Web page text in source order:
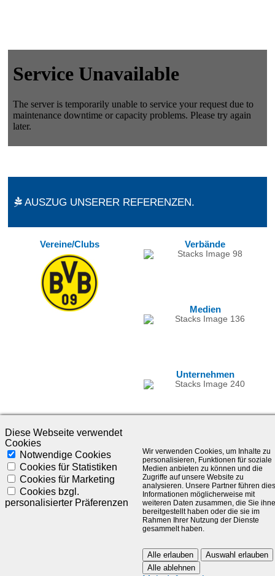
AUSZUG UNSERER REFERENZEN.
Vereine/Clubs Verbände
Medien
Unternehmen
©1985-2025 - SLC Management GmbH |Impressum
Visionär. Kompetent. Leidenschaftlich.
Treten Sie in Kontakt mit uns und bleiben Sie auf dem Laufenden:
Diese Webseite verwendet
Cookies
Notwendige Cookies
Cookies für Statistiken
Cookies für Marketing
Cookies bzgl.
personalisierter Präferenzen
Wir verwenden Cookies, um Inhalte zu
personalisieren, Funktionen für soziale
Medien anbieten zu können und die
Zugriffe auf unsere Website zu
analysieren. Unsere Partner führen
Informationen möglicherweise mit
weiteren Daten zusammen, die Sie
bereitgestellt haben oder die sie im
Rahmen Ihrer Nutzung der Dienste
gesammelt haben.
Alle erlauben
Auswahl erlauben
Alle ablehnen